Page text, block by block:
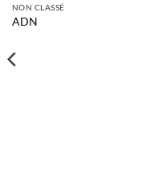
NON CLASSÉ
ADN